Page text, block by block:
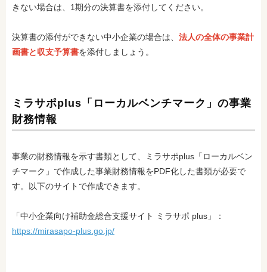
きない場合は、1期分の決算書を添付してください。
決算書の添付ができない中小企業の場合は、 法人の全体の事業計
画書と収支予算書を添付しましょう。
ミラサポplus「ローカルベンチマーク」の事業
財務情報
事業の財務情報を示す書類として、ミラサポplus「ローカルベン
チマーク」で作成した事業財務情報をPDF化した書類が必要で
す。以下のサイトで作成できます。
「中小企業向け補助金総合支援サイト ミラサポ plus」：
https://mirasapo-plus.go.jp/